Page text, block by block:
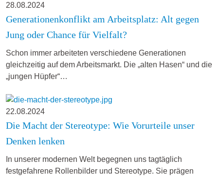
28.08.2024
Generationenkonflikt am Arbeitsplatz: Alt gegen
Jung oder Chance für Vielfalt?
Schon immer arbeiteten verschiedene Generationen
gleichzeitig auf dem Arbeitsmarkt. Die „alten Hasen“ und die
„jungen Hüpfer“…
22.08.2024
Die Macht der Stereotype: Wie Vorurteile unser
Denken lenken
In unserer modernen Welt begegnen uns tagtäglich
festgefahrene Rollenbilder und Stereotype. Sie prägen